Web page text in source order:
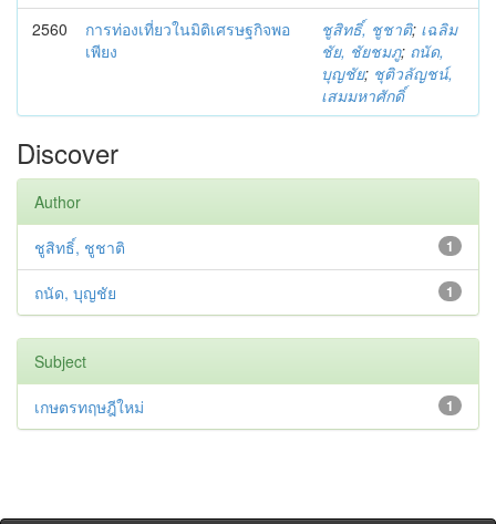
2560
การท่องเที่ยวในมิติเศรษฐกิจพอ
เพียง
ชูสิทธิ์, ชูชาติ; เฉลิม
ชัย, ชัยชมภู; ถนัด,
บุญชัย; ชุติวลัญชน์,
เสมมหาศักดิ์
Discover
Author
1
ชูสิทธิ์, ชูชาติ
1
ถนัด, บุญชัย
Subject
1
เกษตรทฤษฎีใหม่